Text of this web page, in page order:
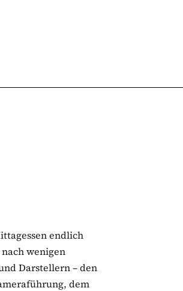
endlich
wenigen
Darstellern – den
dem